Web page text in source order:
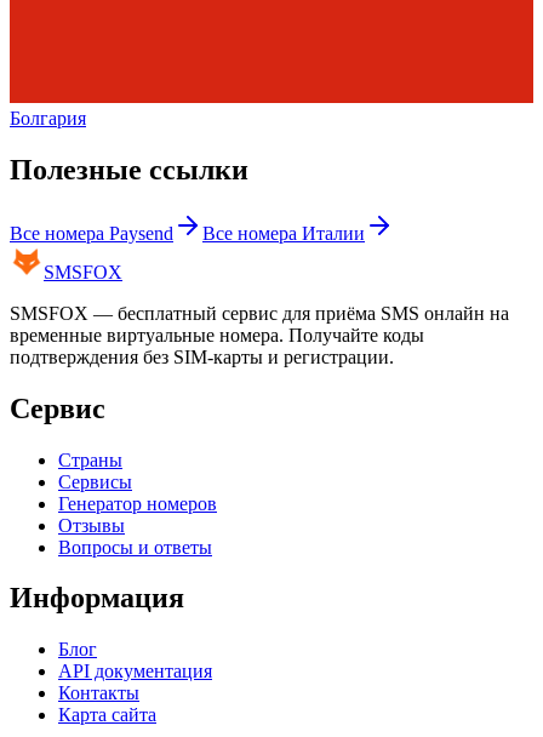
Болгария
Полезные ссылки
Все номера Paysend Все номера Италии
SMSFOX
SMSFOX — бесплатный сервис для приёма SMS онлайн на
временные виртуальные номера. Получайте коды
подтверждения без SIM-карты и регистрации.
Сервис
Страны
Сервисы
Генератор номеров
Отзывы
Вопросы и ответы
Информация
Блог
API документация
Контакты
Карта сайта